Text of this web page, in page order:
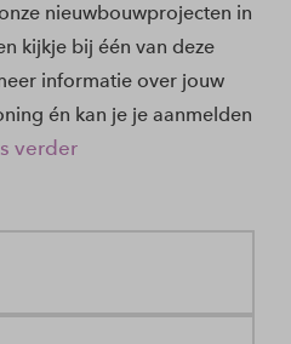
nieuwbouwprojecten in
kijkje bij één van deze
informatie over jouw
én kan je je aanmelden
verder